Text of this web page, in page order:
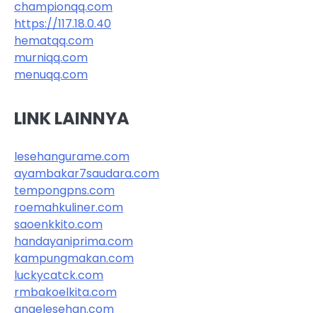
championqq.com
https://117.18.0.40
hematqq.com
murniqq.com
menuqq.com
LINK LAINNYA
lesehangurame.com
ayambakar7saudara.com
tempongpns.com
roemahkuliner.com
saoenkkito.com
handayaniprima.com
kampungmakan.com
luckycatck.com
rmbakoelkita.com
angelesehan.com